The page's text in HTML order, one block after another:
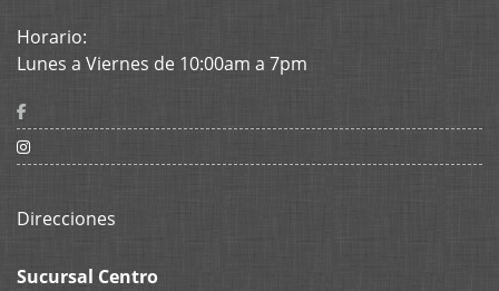
Horario:
Lunes a Viernes de 10:00am a 7pm
Direcciones
Sucursal Centro